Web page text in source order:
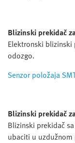
Blizinski prekidač
Elektronski blizinski
odozgo.
Senzor položaja
Blizinski prekidač
Blizinski prekidač
ubaciti u uzdužnom